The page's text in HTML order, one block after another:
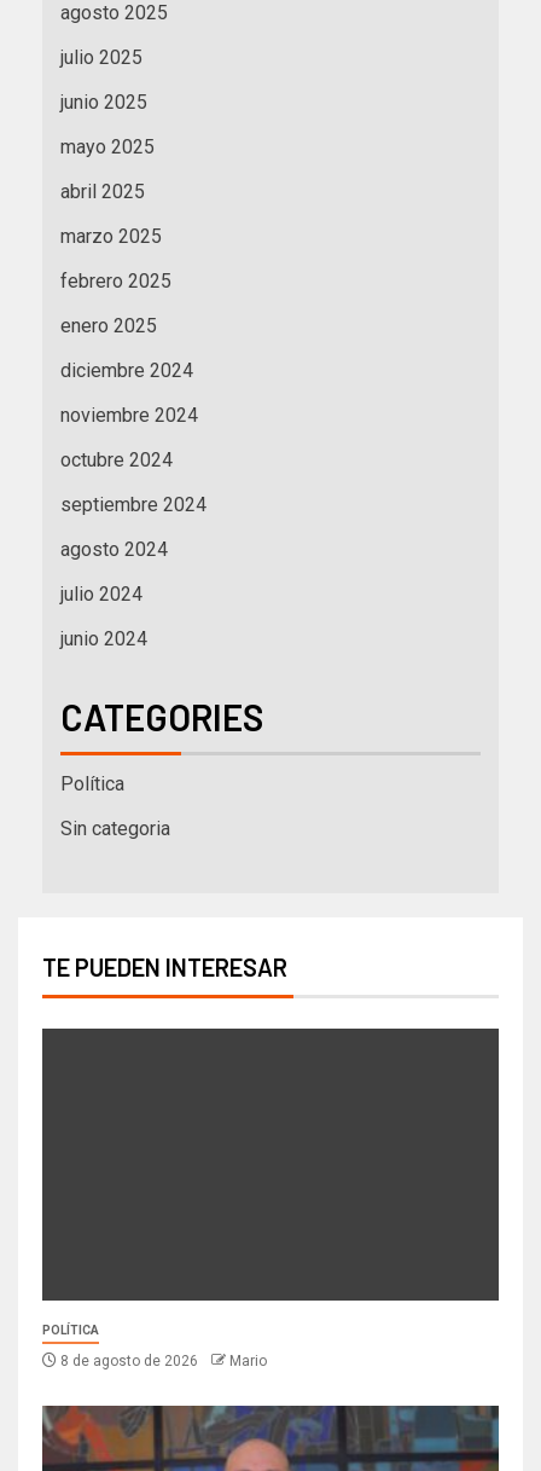
agosto 2025
julio 2025
junio 2025
mayo 2025
abril 2025
marzo 2025
febrero 2025
enero 2025
diciembre 2024
noviembre 2024
octubre 2024
septiembre 2024
agosto 2024
julio 2024
junio 2024
CATEGORIES
Política
Sin categoria
TE PUEDEN INTERESAR
POLÍTICA
8 de agosto de 2026 Mario